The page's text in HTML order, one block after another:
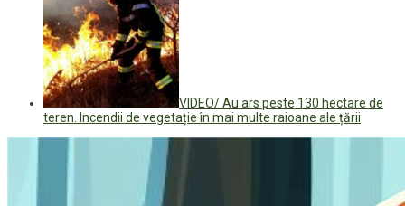
VIDEO/ Au ars peste 130 hectare de
teren. Incendii de vegetație în mai multe raioane ale țării